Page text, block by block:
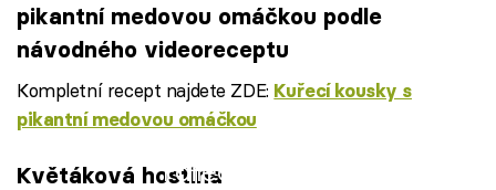
pikantní medovou omáčkou podle
návodného videoreceptu
Kompletní recept najdete ZDE: Kuřecí kousky s
pikantní medovou omáčkou
Failed to fetch
Květáková hostina